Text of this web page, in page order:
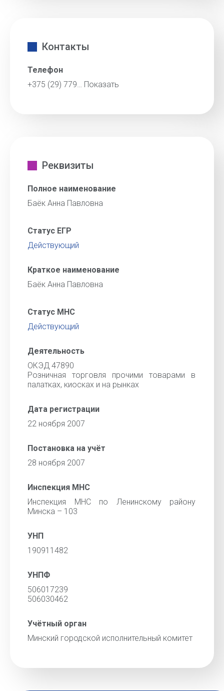
Контакты
Телефон
+375 (29) 779… Показать
Реквизиты
Полное наименование
Баёк Анна Павловна
Статус ЕГР
Действующий
Краткое наименование
Баёк Анна Павловна
Статус МНС
Действующий
Деятельность
ОКЭД 47890
Розничная торговля прочими товарами в
палатках, киосках и на рынках
Дата регистрации
22 ноября 2007
Постановка на учёт
28 ноября 2007
Инспекция МНС
Инспекция МНС по Ленинскому району
Минска – 103
УНП
190911482
УНПФ
506017239
506030462
Учётный орган
Минский городской исполнительный комитет